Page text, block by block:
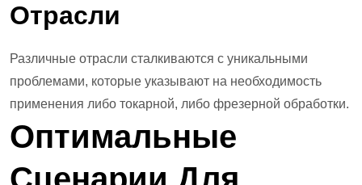
Отрасли
Различные отрасли сталкиваются с уникальными
проблемами, которые указывают на необходимость
применения либо токарной, либо фрезерной обработки.
Оптимальные